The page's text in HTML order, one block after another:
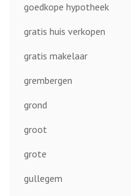
goedkope hypotheek
gratis huis verkopen
gratis makelaar
grembergen
grond
groot
grote
gullegem